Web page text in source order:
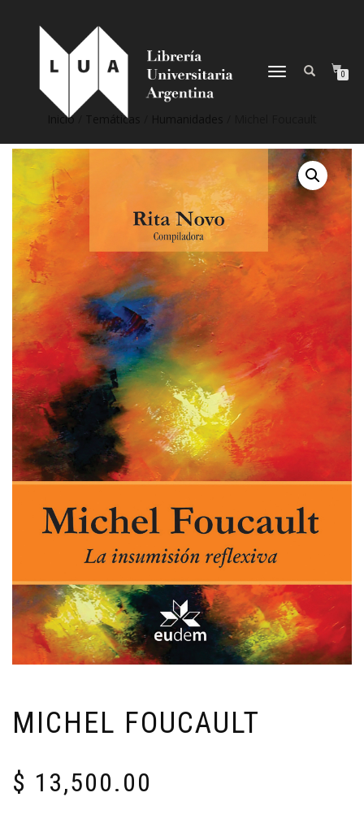
NAVEGACIÓN
0
Inicio Temáticas
MICHEL FOUCAULT
$ 13,500.00